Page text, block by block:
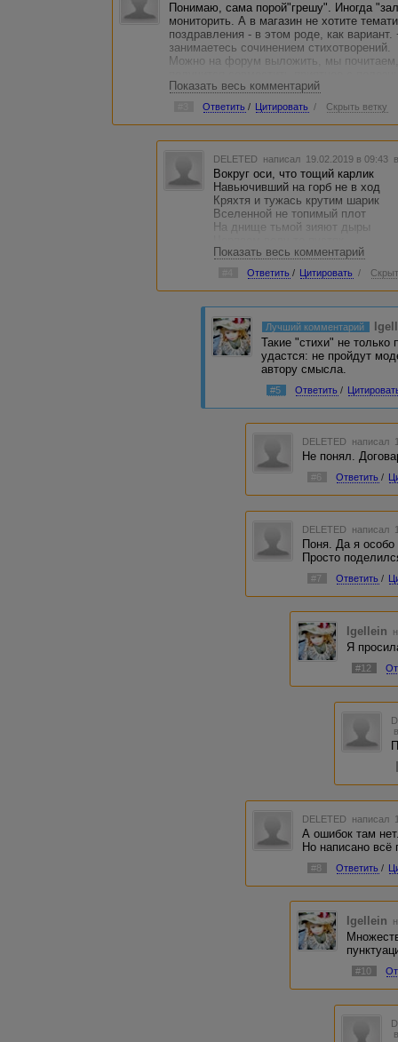
Понимаю, сама порой"грешу". Иногда
мониторить. А в магазин не хотите
поздравления - в этом роде, как
занимаетесь сочинением стихотворений.
Можно на форум выложить, мы
встречается не так часто. Я не про
Показать весь комментарий
Ответить / Цитировать / Скрыть ветку
DELETED написал 19.02.2019 в 09:43
Вокруг оси, что тощий карлик
Навьючивший на горб не в ход
Кряхтя и тужась крутим шарик
Вселенной не топимый плот
На днище тьмой зияют дыры
Ведь на плоту в спасенье данном
Свет мироздания не иссяк
Венец творения... Гений жизни...
На трон вознесший свой умок
Однажды спасшего миссии
Себя поставить выше смог
Не видишь ты своё бессилие
Самопровозглашённый бог.....
)))))))))))))))))))))))))))))) )))))))
Показать весь комментарий
Ответить / Цитировать /
Лучший комментарий
Такие "стихи" не только
удастся: не пройдут
автору смысла.
#5 Ответить /
DELETED написал
Не понял.
#6 Ответить /
DELETED написал
Поня. Да я
Просто
#7 Ответить /
Igellein
Я
#12
DELETED написал
А ошибок там
Но написано всё
#8 Ответить /
Igellein
#10